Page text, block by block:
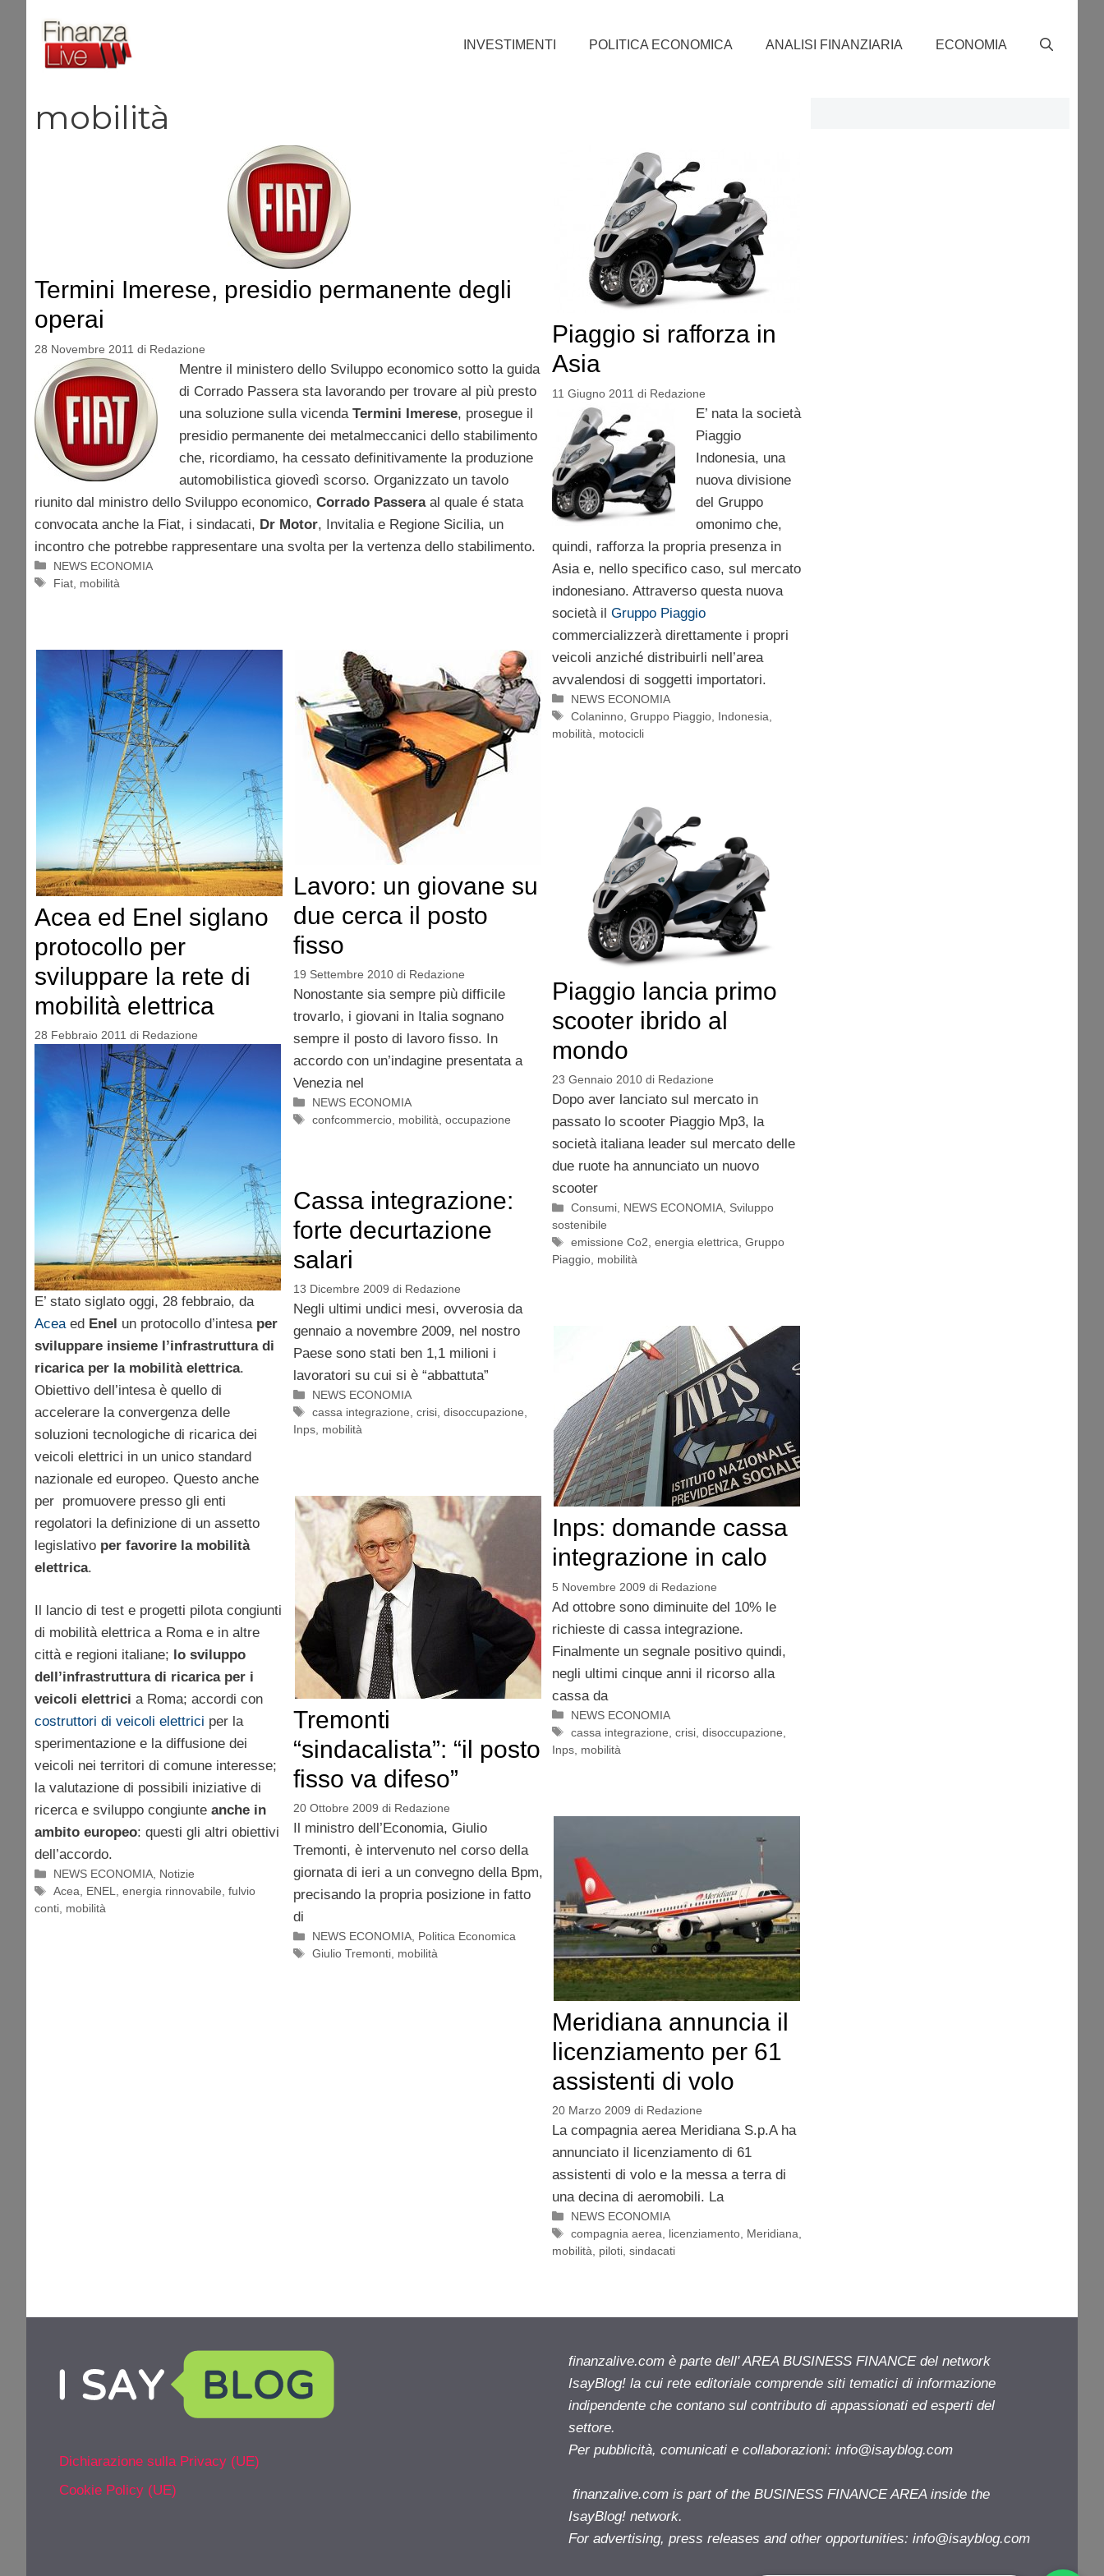
contenuto
INVESTIMENTI POLITICA ECONOMICA ANALISI FINANZIARIA ECONOMIA
mobilità
Termini Imerese, presidio permanente degli
operai
28 Novembre 2011 di Redazione
Mentre il ministero dello Sviluppo economico sotto la guida
di Corrado Passera sta lavorando per trovare al più presto
una soluzione sulla vicenda Termini Imerese, prosegue il
presidio permanente dei metalmeccanici dello stabilimento
che, ricordiamo, ha cessato definitivamente la produzione
automobilistica giovedì scorso. Organizzato un tavolo
riunito dal ministro dello Sviluppo economico, Corrado Passeraal quale é stata
convocata anche la Fiat, i sindacati, Dr Motor, Invitalia e Regione Sicilia, un
incontro che potrebbe rappresentare una svolta per la vertenza dello stabilimento.
Categorie
NEWS ECONOMIA
Tag
Fiat mobilità
Piaggio si rafforza in
Asia
11 Giugno 2011 di Redazione
E’ nata la società
Piaggio
Indonesia, una
nuova divisione
del Gruppo
omonimo che,
quindi, rafforza la propria presenza in
Asia e, nello specifico caso, sul mercato
indonesiano. Attraverso questa nuova
società il Gruppo Piaggio
commercializzerà direttamente i propri
veicoli anziché distribuirli nell’area
avvalendosi di soggetti importatori.
Categorie
NEWS ECONOMIA
Tag
Colaninno ,Gruppo Piaggio Indonesia
mobilità
motocicli
Acea ed Enel siglano
protocollo per
sviluppare la rete di
mobilità elettrica
28 Febbraio 2011 di Redazione
E’ stato siglato oggi, 28 febbraio, da
Aceaed Enel un protocollo d’intesa per
sviluppare insieme l’infrastruttura di
ricarica per la mobilità elettrica.
Obiettivo dell’intesa è quello di
accelerare la convergenza delle
soluzioni tecnologiche di ricarica dei
veicoli elettrici in un unico standard
nazionale ed europeo. Questo anche
per promuovere presso gli enti
regolatori la definizione di un assetto
legislativo per favorire la mobilità
elettrica.
Il lancio di test e progetti pilota congiunti
di mobilità elettrica a Roma e in altre
città e regioni italiane; lo sviluppo
dell’infrastruttura di ricarica per i
veicoli elettrici a Roma; accordi con
costruttori di veicoli elettrici per la
sperimentazione e la diffusione dei
veicoli nei territori di comune interesse;
la valutazione di possibili iniziative di
ricerca e sviluppo congiunte anche in
ambito europeo: questi gli altri obiettivi
dell’accordo.
Categorie
NEWS ECONOMIA, Notizie
Tag
Acea, ENEL,energia rinnovabile,fulvio
conti, mobilità
Lavoro: un giovane su
due cerca il posto
fisso
19 Settembre 2010 di Redazione
Nonostante sia sempre più difficile
trovarlo, i giovani in Italia sognano
sempre il posto di lavoro fisso. In
accordo con un’indagine presentata a
Venezia nel
Categorie
NEWS ECONOMIA
Tag
confcommercio mobilità ,occupazione
Piaggio lancia primo
scooter ibrido al
mondo
23 Gennaio 2010 di Redazione
Dopo aver lanciato sul mercato in
passato lo scooter Piaggio Mp3, la
società italiana leader sul mercato delle
due ruote ha annunciato un nuovo
scooter
Categorie
Consumi, NEWS ECONOMIA, Sviluppo
sostenibile
Tag
emissione Co2,energia elettrica,Gruppo
Piaggio, mobilità
Cassa integrazione:
forte decurtazione
salari
13 Dicembre 2009 di Redazione
Negli ultimi undici mesi, ovverosia da
gennaio a novembre 2009, nel nostro
Paese sono stati ben 1,1 milioni i
lavoratori su cui si è “abbattuta”
Categorie
NEWS ECONOMIA
Tag
cassa integrazione ,crisi ,disoccupazione
Inps, mobilità
Inps: domande cassa
integrazione in calo
5 Novembre 2009 di Redazione
Ad ottobre sono diminuite del 10% le
richieste di cassa integrazione.
Finalmente un segnale positivo quindi,
negli ultimi cinque anni il ricorso alla
cassa da
Categorie
NEWS ECONOMIA
Tag
cassa integrazione ,crisi ,disoccupazione
Inps, mobilità
Tremonti
“sindacalista”: “il posto
fisso va difeso”
20 Ottobre 2009 di Redazione
Il ministro dell’Economia, Giulio
Tremonti, è intervenuto nel corso della
giornata di ieri a un convegno della Bpm,
precisando la propria posizione in fatto
di
Categorie
NEWS ECONOMIA, Politica Economica
Tag
Giulio Tremonti, mobilità
Meridiana annuncia il
licenziamento per 61
assistenti di volo
20 Marzo 2009 di Redazione
La compagnia aerea Meridiana S.p.A ha
annunciato il licenziamento di 61
assistenti di volo e la messa a terra di
una decina di aeromobili. La
Categorie
NEWS ECONOMIA
Tag
compagnia aerea licenziamento Meridiana
mobilità
piloti, sindacati
Dichiarazione sulla Privacy (UE)
Cookie Policy (UE)
finanzalive.com è parte dell' AREA BUSINESS FINANCE del network
IsayBlog! la cui rete editoriale comprende siti tematici di informazione
indipendente che contano sul contributo di appassionati ed esperti del
settore.
Per pubblicità, comunicati e collaborazioni: info@isayblog.com
finanzalive.com is part of the BUSINESS FINANCE AREA inside the
IsayBlog! network.
For advertising, press releases and other opportunities: info@isayblog.com